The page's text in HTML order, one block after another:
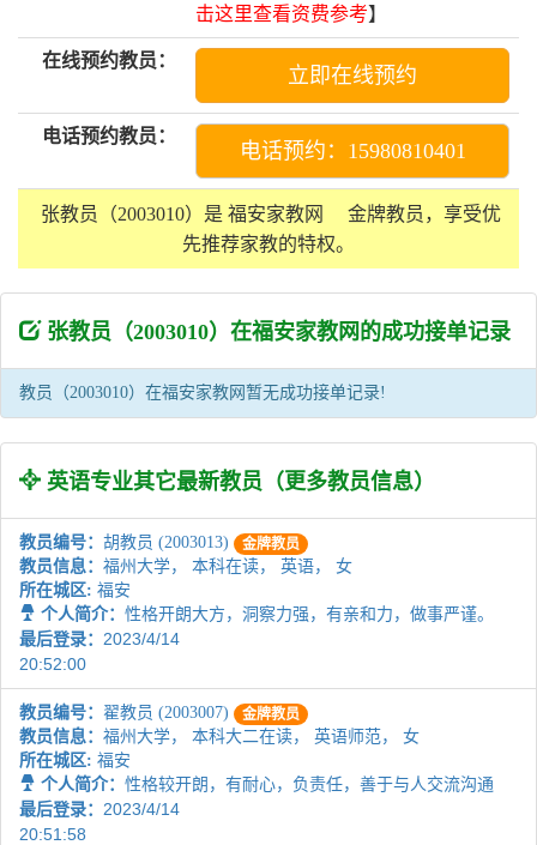
击这里查看资费参考】
在线预约教员：
立即在线预约
电话预约教员：
电话预约：15980810401
张教员（2003010）是 福安家教网 金牌教员 ，享受优
先推荐家教的特权。
张教员（2003010）在福安家教网的成功接单记录
教员（2003010）在福安家教网暂无成功接单记录!
英语专业其它最新教员（更多教员信息）
教员编号： 胡教员 (2003013) 金牌教员
教员信息： 福州大学， 本科在读， 英语， 女
所在城区: 福安
个人简介： 性格开朗大方，洞察力强，有亲和力，做事严谨。
最后登录： 2023/4/14
20:52:00
教员编号： 翟教员 (2003007) 金牌教员
教员信息： 福州大学， 本科大二在读， 英语师范， 女
所在城区: 福安
个人简介： 性格较开朗，有耐心，负责任，善于与人交流沟通
最后登录： 2023/4/14
20:51:58